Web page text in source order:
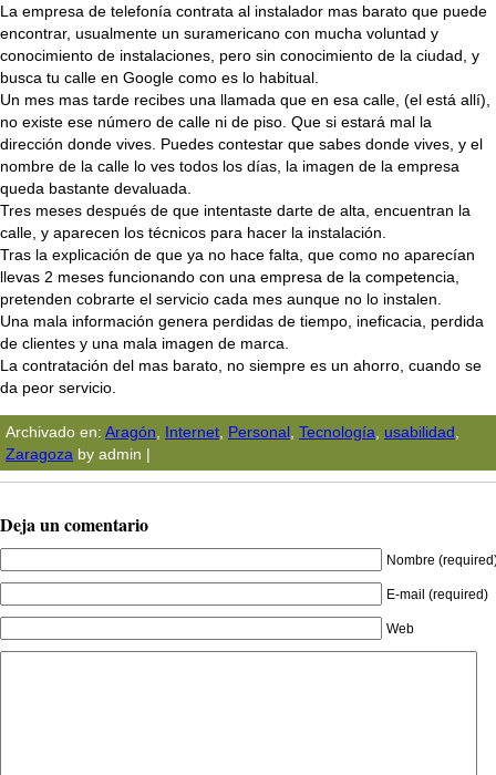
La empresa de telefonía contrata al instalador mas barato que puede
encontrar, usualmente un suramericano con mucha voluntad y
conocimiento de instalaciones, pero sin conocimiento de la ciudad, y
busca tu calle en Google como es lo habitual.
Un mes mas tarde recibes una llamada que en esa calle, (el está allí),
no existe ese número de calle ni de piso. Que si estará mal la
dirección donde vives. Puedes contestar que sabes donde vives, y el
nombre de la calle lo ves todos los días, la imagen de la empresa
queda bastante devaluada.
Tres meses después de que intentaste darte de alta, encuentran la
calle, y aparecen los técnicos para hacer la instalación.
Tras la explicación de que ya no hace falta, que como no aparecían
llevas 2 meses funcionando con una empresa de la competencia,
pretenden cobrarte el servicio cada mes aunque no lo instalen.
Una mala información genera perdidas de tiempo, ineficacia, perdida
de clientes y una mala imagen de marca.
La contratación del mas barato, no siempre es un ahorro, cuando se
da peor servicio.
Archivado en: Aragón Internet Personal Tecnologí­a usabilidad
Zaragoza by admin |
Deja un comentario
Nombre
E-mail (required)
Web